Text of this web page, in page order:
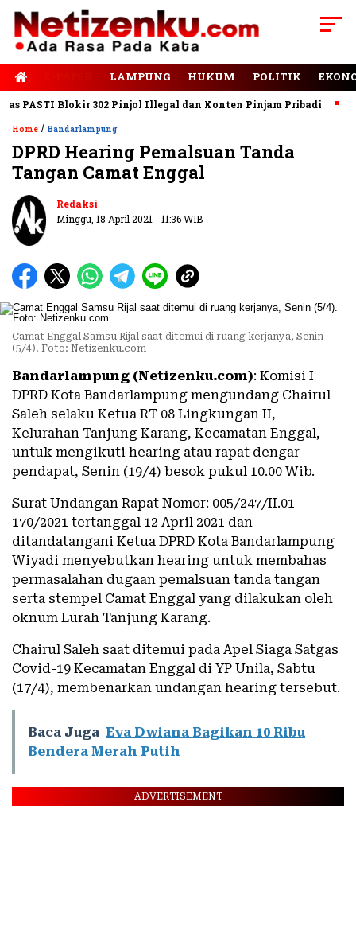
LAMPUNG HUKUM POLITIK
PASTI Blokir 302 Pinjol Illegal dan Konten Pinjam Pribadi
Home / Bandarlampung
DPRD Hearing Pemalsuan Tanda
Tangan Camat Enggal
Redaksi
Minggu, 18 April 2021 - 11:36 WIB
Camat Enggal Samsu Rijal saat ditemui di ruang kerjanya, Senin
(5/4). Foto: Netizenku.com
Bandarlampung (Netizenku.com): Komisi I
DPRD Kota Bandarlampung mengundang Chairul
Saleh selaku Ketua RT 08 Lingkungan II,
Kelurahan Tanjung Karang, Kecamatan Enggal,
untuk mengikuti hearing atau rapat dengar
pendapat, Senin (19/4) besok pukul 10.00 Wib.
Surat Undangan Rapat Nomor: 005/247/II.01-
170/2021 tertanggal 12 April 2021 dan
ditandatangani Ketua DPRD Kota Bandarlampung
Wiyadi menyebutkan hearing untuk membahas
permasalahan dugaan pemalsuan tanda tangan
serta stempel Camat Enggal yang dilakukan oleh
oknum Lurah Tanjung Karang.
Chairul Saleh saat ditemui pada Apel Siaga Satgas
Covid-19 Kecamatan Enggal di YP Unila, Sabtu
(17/4), membenarkan undangan hearing tersebut.
Baca Juga Eva Dwiana Bagikan 10 Ribu
Bendera Merah Putih
ADVERTISEMENT